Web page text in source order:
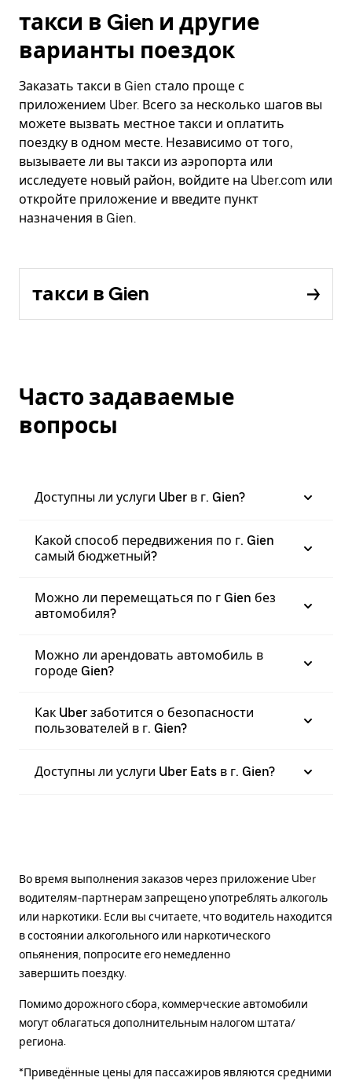
такси в Gien и другие
варианты поездок
Заказать такси в Gien стало проще с
приложением Uber. Всего за несколько шагов вы
можете вызвать местное такси и оплатить
поездку в одном месте. Независимо от того,
вызываете ли вы такси из аэропорта или
исследуете новый район, войдите на Uber.com или
откройте приложение и введите пункт
назначения в Gien.
такси в Gien
Часто задаваемые
вопросы
Доступны ли услуги Uber в г. Gien?
Какой способ передвижения по г. Gien
самый бюджетный?
Можно ли перемещаться по г Gien без
автомобиля?
Можно ли арендовать автомобиль в
городе Gien?
Как Uber заботится о безопасности
пользователей в г. Gien?
Доступны ли услуги Uber Eats в г. Gien?
Во время выполнения заказов через приложение Uber
водителям-партнерам запрещено употреблять алкоголь
или наркотики. Если вы считаете, что водитель находится
в состоянии алкогольного или наркотического
опьянения, попросите его немедленно
завершить поездку.
Помимо дорожного сбора, коммерческие автомобили
могут облагаться дополнительным налогом штата/
региона.
*Приведённые цены для пассажиров являются средними